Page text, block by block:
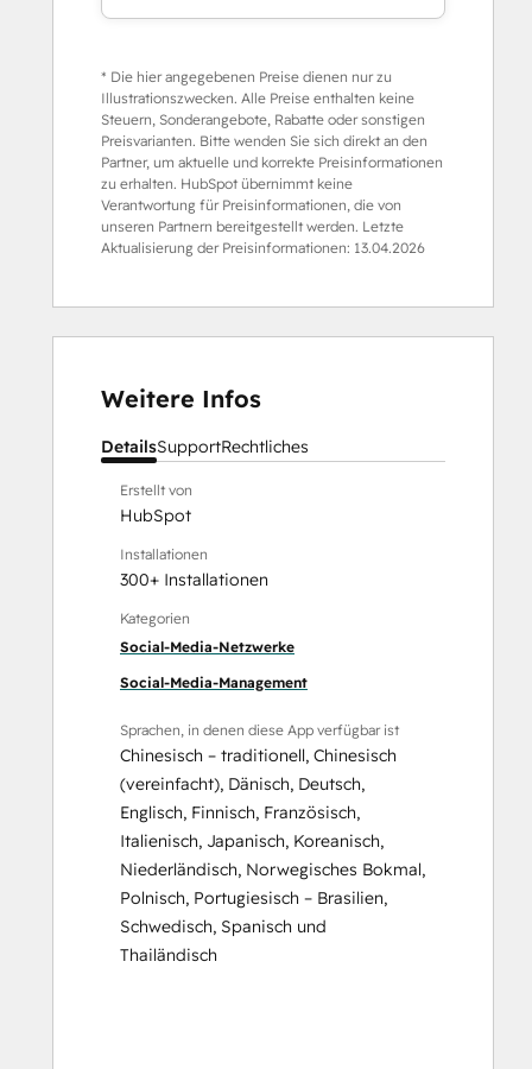
* Die hier angegebenen Preise dienen nur zu
Illustrationszwecken. Alle Preise enthalten keine
Steuern, Sonderangebote, Rabatte oder sonstigen
Preisvarianten. Bitte wenden Sie sich direkt an den
Partner, um aktuelle und korrekte Preisinformationen
zu erhalten. HubSpot übernimmt keine
Verantwortung für Preisinformationen, die von
unseren Partnern bereitgestellt werden. Letzte
Aktualisierung der Preisinformationen: 13.04.2026
Weitere Infos
DetailsSupportRechtliches
Erstellt von
HubSpot
Installationen
300+ Installationen
Kategorien
Social-Media-Netzwerke
Social-Media-Management
Sprachen, in denen diese App verfügbar ist
Chinesisch – traditionell, Chinesisch
(vereinfacht), Dänisch, Deutsch,
Englisch, Finnisch, Französisch,
Italienisch, Japanisch, Koreanisch,
Niederländisch, Norwegisches Bokmal,
Polnisch, Portugiesisch – Brasilien,
Schwedisch, Spanisch und
Thailändisch